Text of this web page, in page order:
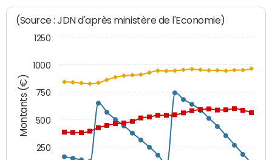
Montants (€)
(Source : JDN d'après ministère de l'Economie)
250
500
750
1000
1250